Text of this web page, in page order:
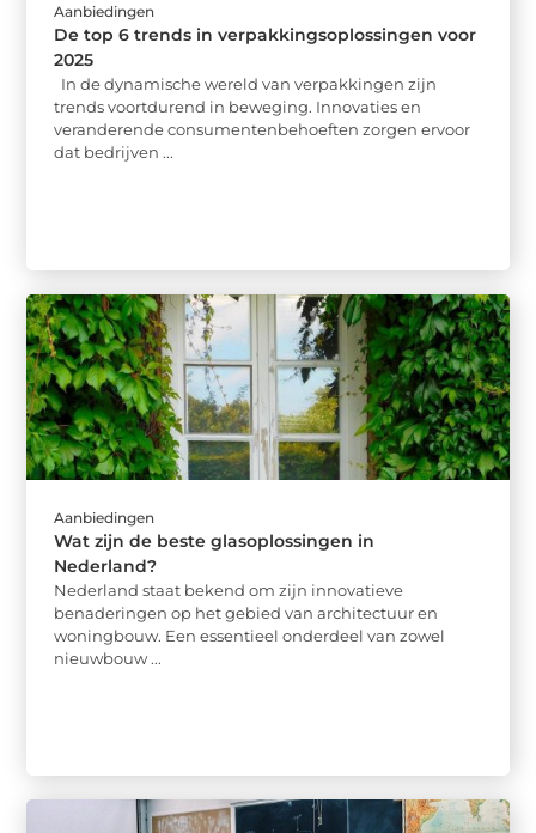
Aanbiedingen
De top 6 trends in verpakkingsoplossingen voor
2025
In de dynamische wereld van verpakkingen zijn
trends voortdurend in beweging. Innovaties en
veranderende consumentenbehoeften zorgen ervoor
dat bedrijven ...
Aanbiedingen
Wat zijn de beste glasoplossingen in
Nederland?
Nederland staat bekend om zijn innovatieve
benaderingen op het gebied van architectuur en
woningbouw. Een essentieel onderdeel van zowel
nieuwbouw ...